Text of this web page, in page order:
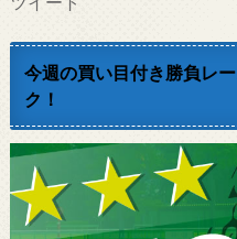
今週の買い目付き勝負レ
ク！